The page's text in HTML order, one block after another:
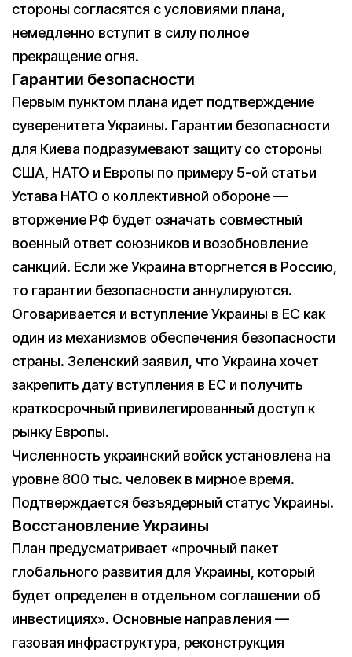
стороны согласятся с условиями плана,
немедленно вступит в силу полное
прекращение огня.
Гарантии безопасности
Первым пунктом плана идет подтверждение
суверенитета Украины. Гарантии безопасности
для Киева подразумевают защиту со стороны
США, НАТО и Европы по примеру 5-ой статьи
Устава НАТО о коллективной обороне —
вторжение РФ будет означать совместный
военный ответ союзников и возобновление
санкций. Если же Украина вторгнется в Россию,
то гарантии безопасности аннулируются.
Оговаривается и вступление Украины в ЕС как
один из механизмов обеспечения безопасности
страны. Зеленский заявил, что Украина хочет
закрепить дату вступления в ЕС и получить
краткосрочный привилегированный доступ к
рынку Европы.
Численность украинский войск установлена на
уровне 800 тыс. человек в мирное время.
Подтверждается безъядерный статус Украины.
Восстановление Украины
План предусматривает «прочный пакет
глобального развития для Украины, который
будет определен в отдельном соглашении об
инвестициях». Основные направления —
газовая инфраструктура, реконструкция